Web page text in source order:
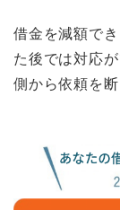
借金を減額で
た後では対応
側から依頼を